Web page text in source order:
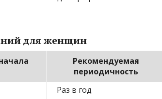
для женщин
Рекомендуемая
периодичность
Раз в год